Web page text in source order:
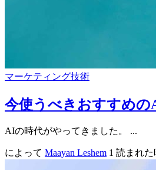
マーケティング技術
今使うべきおすすめ
AIの時代がやってきました。 ...
によって Maayan Leshem 1 読まれた